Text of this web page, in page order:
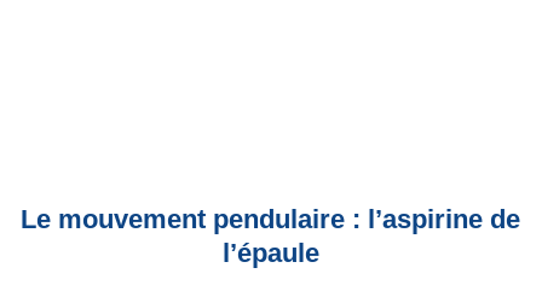
Le mouvement pendulaire : l’aspirine de
l’épaule